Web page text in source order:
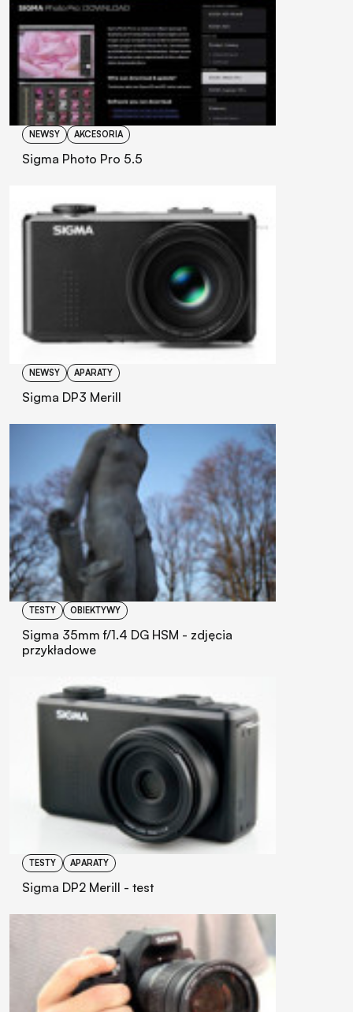
NEWSY AKCESORIA
Sigma Photo Pro 5.5
NEWSY APARATY
Sigma DP3 Merill
TESTY OBIEKTYWY
Sigma 35mm f/1.4 DG HSM - zdjęcia
przykładowe
TESTY APARATY
Sigma DP2 Merill - test